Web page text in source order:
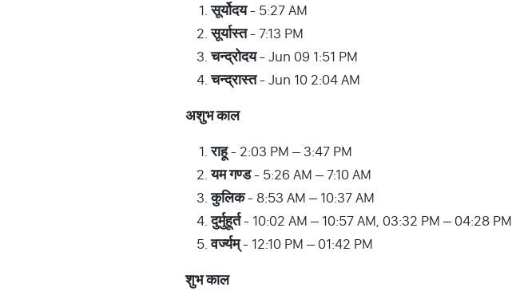
सूर्योदय- 5:27 AM
सूर्यास्त- 7:13 PM
चन्द्रोदय- Jun 09 1:51 PM
चन्द्रास्त- Jun 10 2:04 AM
अशुभकाल
राहू- 2:03 PM – 3:47 PM
यमगण्ड- 5:26 AM – 7:10 AM
कुलिक- 8:53 AM – 10:37 AM
दुर्मुहूर्त- 10:02 AM – 10:57 AM, 03:32 PM – 04:28 PM
वर्ज्यम्- 12:10 PM – 01:42 PM
शुभकाल